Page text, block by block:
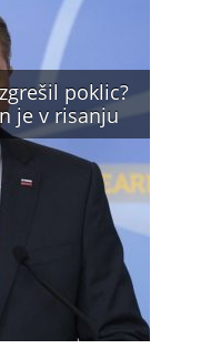
poklic?
je v risanju